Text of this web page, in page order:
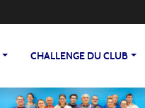
CHALLENGE DU CLUB